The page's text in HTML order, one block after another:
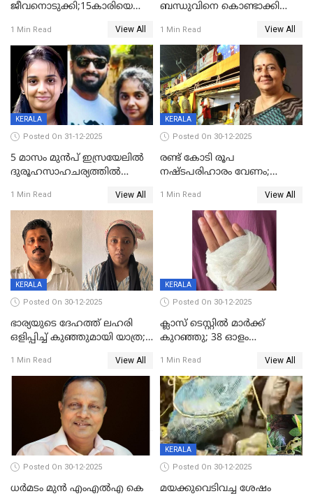
ജീവനൊടുക്കി;15കാരിയെ
കിടപ്പുമുറിയില്‍ തൂങ്ങി മരിച്ച
നിലയിൽ
1 Min Read View All
ബന്ധുവിനെ കൊണ്ടാക്കി
ലോറി സ്കൂട്ടറിൽ ഇടിച്ചു :
യുവതിക്ക് ദാരുണാന്ത്യം
1 Min Read View All
KERALA
Posted On 31-12-2025
5 മാസം മുൻപ് ഇസ്രയേലിൽ
ദുരൂഹസാഹചര്യത്തിൽ
മലയാളി യുവാവിന്റെ ഭാര്യയും
മരിച്ചു
1 Min Read View All
KERALA
Posted On 30-12-2025
രണ്ട് കോടി രൂപ
നഷ്ടപരിഹാരം വേണം;
നോട്ടീസയച്ച് ഉമാ തോമസ്
1 Min Read View All
KERALA
Posted On 30-12-2025
ഭാര്യയുടെ ദേഹത്ത് ലഹരി
ഒളിപ്പിച്ച് കുഞ്ഞുമായി യാത്ര;
പിടികൂടി പൊലീസ്
1 Min Read View All
KERALA
Posted On 30-12-2025
ക്ലാസ് ടെസ്റ്റിൽ മാർക്ക്
കുറഞ്ഞു; 38 ഓളം
സെന്ററിലെ അധ്യാപകന്‍
മർദിച്ചതായി പരാതി
1 Min Read View All
Posted On 30-12-2025
ധർമടം മുൻ എംഎല്‍എ കെ
KERALA
Posted On 30-12-2025
മയക്കുവെടിവച്ച ശേഷം